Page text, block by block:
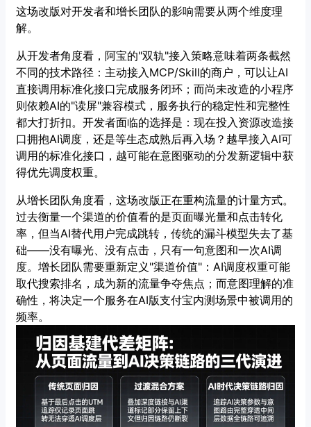
这场改版对开发者和增长团队的影响需要从两个维度理
解。
从开发者角度看，阿宝的"双轨"接入策略意味着两条截然
不同的技术路径：主动接入MCP/Skill的商户，可以让AI
直接调用标准化接口完成服务闭环；而尚未改造的小程序
则依赖AI的"读屏"兼容模式，服务执行的稳定性和完整性
都大打折扣。开发者面临的选择是：现在投入资源改造接
口拥抱AI调度，还是等生态成熟后再入场？越早接入AI可
调用的标准化接口，越可能在意图驱动的分发新逻辑中获
得优先调度权重。
从增长团队角度看，这场改版正在重构流量的计量方式。
过去衡量一个渠道的价值看的是页面曝光量和点击转化
率，但当AI替代用户完成跳转，传统的漏斗模型失去了基
础——没有曝光、没有点击，只有一句意图和一次AI调
度。增长团队需要重新定义"渠道价值"：AI调度权重可能
取代搜索排名，成为新的流量争夺焦点；而意图理解的准
确性，将决定一个服务在AI版支付宝内测场景中被调用的
频率。